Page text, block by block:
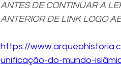
ANTES DE CONTINUAR A
ANTERIOR DE LINK LOGO
https://
unificação-do-mundo-